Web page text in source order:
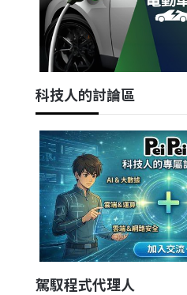
科技人的討論區
駕馭程式代理人